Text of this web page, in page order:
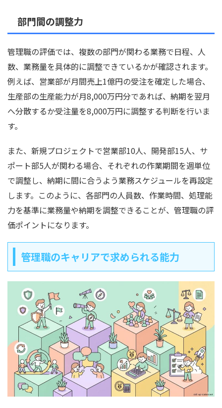
部門間の調整力
管理職の評価では、複数の部門が関わる業務で日程、人
数、業務量を具体的に調整できているかが確認されます。
例えば、営業部が月間売上1億円の受注を確定した場合、
生産部の生産能力が月8,000万円分であれば、納期を翌月
へ分散するか受注量を8,000万円に調整する判断を行いま
す。
また、新規プロジェクトで営業部10人、開発部15人、サ
ポート部5人が関わる場合、それぞれの作業期間を週単位
で調整し、納期に間に合うよう業務スケジュールを再設定
します。このように、各部門の人員数、作業時間、処理能
力を基準に業務量や納期を調整できることが、管理職の評
価ポイントになります。
管理職のキャリアで求められる能力